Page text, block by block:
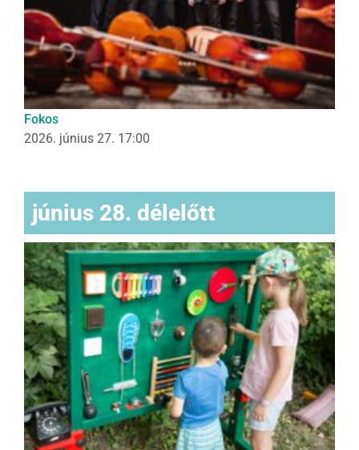
Fokos
2026. június 27. 17:00
június 28. délelőtt